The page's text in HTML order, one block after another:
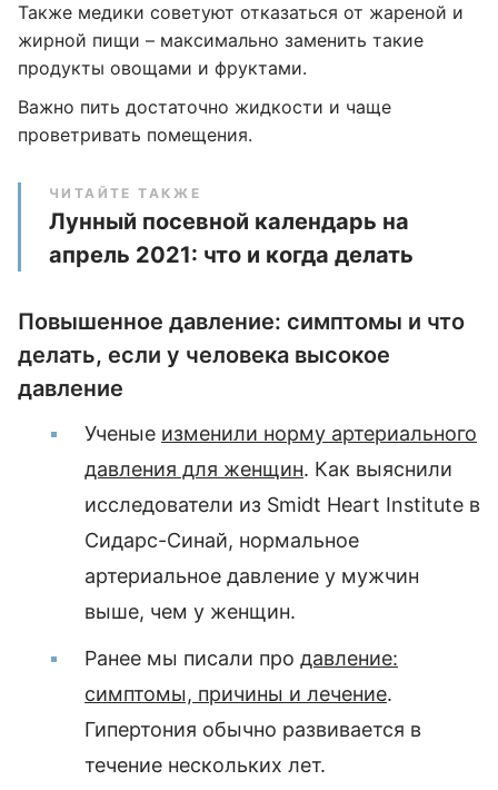
Также медики советуют отказаться от жареной и
жирной пищи – максимально заменить такие
продукты овощами и фруктами.
Важно пить достаточно жидкости и чаще
проветривать помещения.
ЧИТАЙТЕ ТАКЖЕ
Лунный посевной календарь на
апрель 2021: что и когда делать
Повышенное давление: симптомы и что
делать, если у человека высокое
давление
Ученые изменили норму артериального
давления для женщин. Как выяснили
исследователи из Smidt Heart Institute в
Сидарс-Синай, нормальное
артериальное давление у мужчин
выше, чем у женщин.
Ранее мы писали про давление:
симптомы, причины и лечение.
Гипертония обычно развивается в
течение нескольких лет.